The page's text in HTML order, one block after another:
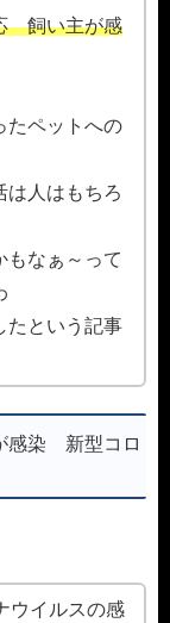
飼い主が感
たペットへの
は人はもちろ
もなぁ～って
たという記事
感染 新型コロ
ウイルスの感